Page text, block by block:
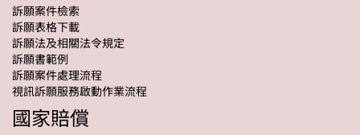
訴願案件檢索
訴願表格下載
訴願法及相關法令規定
訴願書範例
訴願案件處理流程
視訊訴願服務啟動作業流程
國家賠償